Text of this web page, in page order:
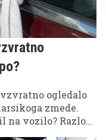
ogledalo
zmede.
na vozilo? Razlog